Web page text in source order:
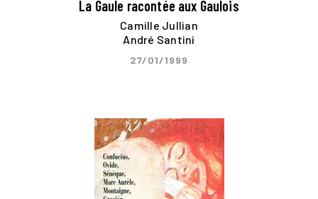
La Gaule racontée aux Gaulois
Camille Jullian
André Santini
27/01/1999